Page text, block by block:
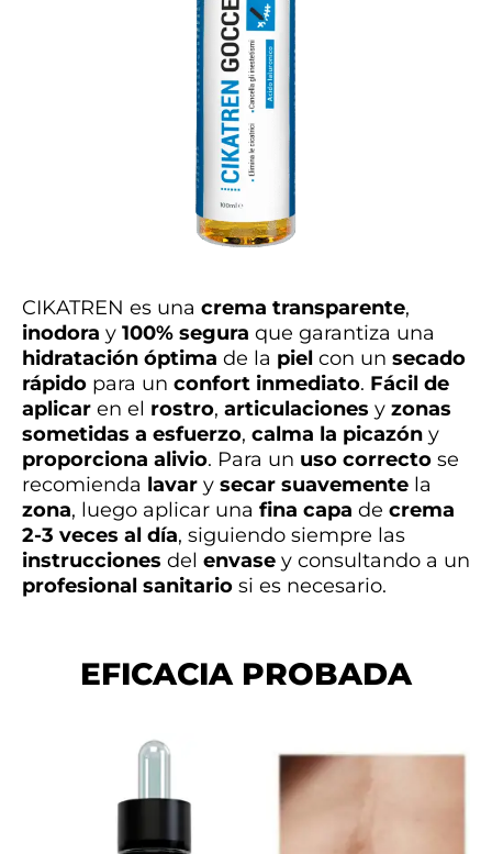
CIKATREN es una crema transparente,
inodora y 100% segura que garantiza una
hidratación óptima de la piel con un secado
rápido para un confort inmediato. Fácil de
aplicar en el rostro, articulaciones y zonas
sometidas a esfuerzo, calma la picazón y
proporciona alivio. Para un uso correcto se
recomienda lavar y secar suavemente la
zona, luego aplicar una fina capa de crema
2-3 veces al día, siguiendo siempre las
instrucciones del envase y consultando a un
profesional sanitario si es necesario.
EFICACIA PROBADA